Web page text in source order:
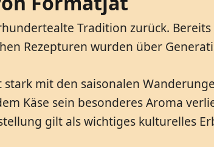
Tradition zurück.
Rezepturen wurden über
mit den saisonalen
Käse sein besonderes Aroma
gilt als wichtiges kulturelles